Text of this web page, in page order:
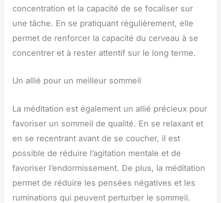
concentration et la capacité de se focaliser sur
une tâche. En se pratiquant régulièrement, elle
permet de renforcer la capacité du cerveau à se
concentrer et à rester attentif sur le long terme.
Un allié pour un meilleur sommeil
La méditation est également un allié précieux pour
favoriser un sommeil de qualité. En se relaxant et
en se recentrant avant de se coucher, il est
possible de réduire l’agitation mentale et de
favoriser l’endormissement. De plus, la méditation
permet de réduire les pensées négatives et les
ruminations qui peuvent perturber le sommeil.